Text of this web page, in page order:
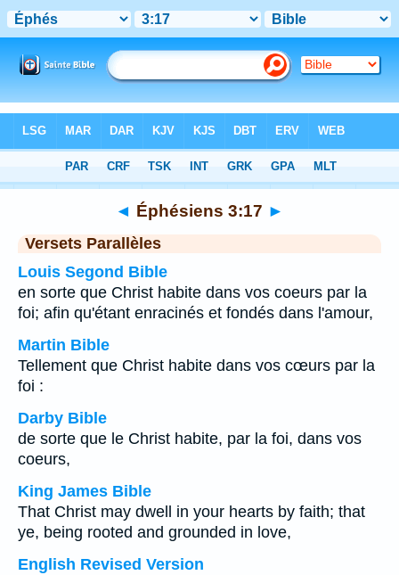
Chapitre 3 > Verset 17
◄ Éphésiens 3:17 ►
Versets Parallèles
Louis Segond Bible
en sorte que Christ habite dans vos coeurs par la
foi; afin qu'étant enracinés et fondés dans l'amour,
Martin Bible
Tellement que Christ habite dans vos cœurs par la
foi :
Darby Bible
de sorte que le Christ habite, par la foi, dans vos
coeurs,
King James Bible
That Christ may dwell in your hearts by faith; that
ye, being rooted and grounded in love,
English Revised Version